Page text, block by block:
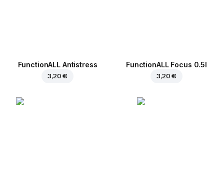
FunctionALL Antistress
3,20 €
FunctionALL Focus 0.5l
3,20 €